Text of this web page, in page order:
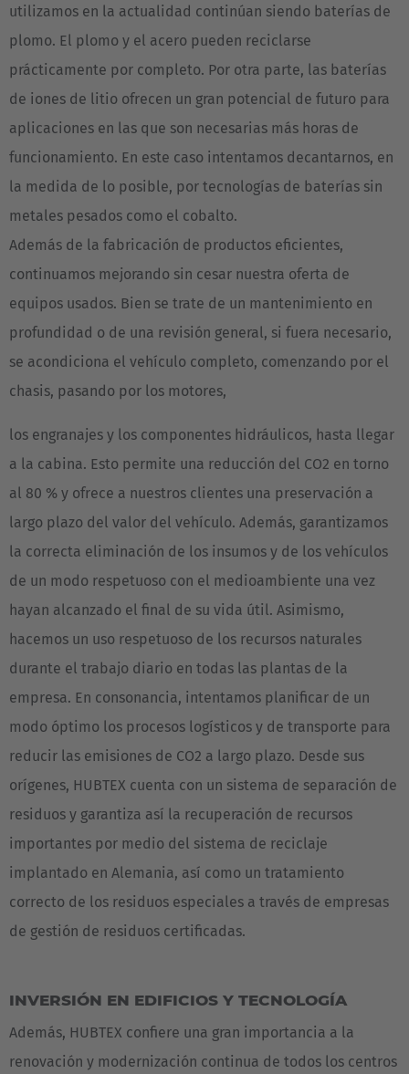
utilizamos en la actualidad continúan siendo baterías de
plomo. El plomo y el acero pueden reciclarse
prácticamente por completo. Por otra parte, las baterías
de iones de litio ofrecen un gran potencial de futuro para
aplicaciones en las que son necesarias más horas de
funcionamiento. En este caso intentamos decantarnos, en
la medida de lo posible, por tecnologías de baterías sin
metales pesados como el cobalto.
Además de la fabricación de productos eficientes,
continuamos mejorando sin cesar nuestra oferta de
equipos usados. Bien se trate de un mantenimiento en
profundidad o de una revisión general, si fuera necesario,
se acondiciona el vehículo completo, comenzando por el
chasis, pasando por los motores,
los engranajes y los componentes hidráulicos, hasta llegar
a la cabina. Esto permite una reducción del CO2 en torno
al 80 % y ofrece a nuestros clientes una preservación a
largo plazo del valor del vehículo. Además, garantizamos
la correcta eliminación de los insumos y de los vehículos
de un modo respetuoso con el medioambiente una vez
hayan alcanzado el final de su vida útil. Asimismo,
hacemos un uso respetuoso de los recursos naturales
durante el trabajo diario en todas las plantas de la
empresa. En consonancia, intentamos planificar de un
modo óptimo los procesos logísticos y de transporte para
reducir las emisiones de CO2 a largo plazo. Desde sus
orígenes, HUBTEX cuenta con un sistema de separación de
residuos y garantiza así la recuperación de recursos
importantes por medio del sistema de reciclaje
implantado en Alemania, así como un tratamiento
correcto de los residuos especiales a través de empresas
de gestión de residuos certificadas.
INVERSIÓN EN EDIFICIOS Y TECNOLOGÍA
Además, HUBTEX confiere una gran importancia a la
renovación y modernización continua de todos los centros